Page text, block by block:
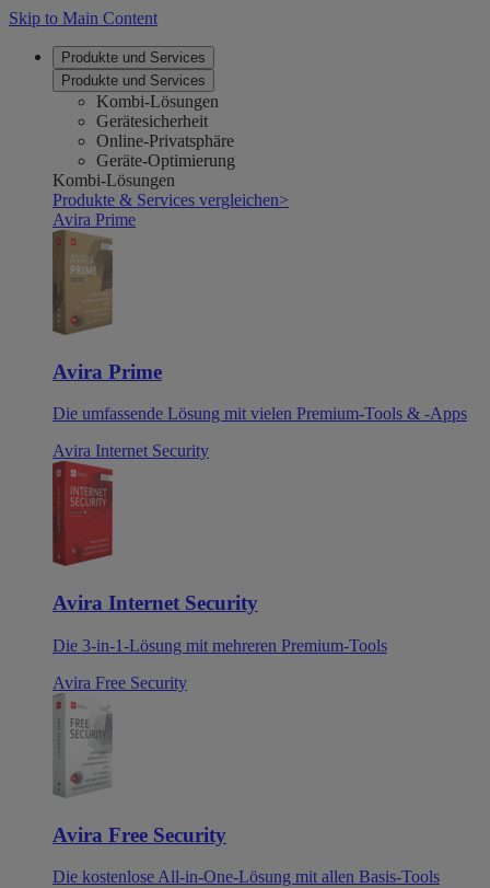
Skip to Main Content
Produkte und Services
Produkte und Services
Kombi-Lösungen
Gerätesicherheit
Online-Privatsphäre
Geräte-Optimierung
Kombi-Lösungen
Produkte & Services vergleichen>
Avira Prime
Avira Prime
Die umfassende Lösung mit vielen Premium-Tools & -Apps
Avira Internet Security
Avira Internet Security
Die 3-in-1-Lösung mit mehreren Premium-Tools
Avira Free Security
Avira Free Security
Die kostenlose All-in-One-Lösung mit allen Basis-Tools